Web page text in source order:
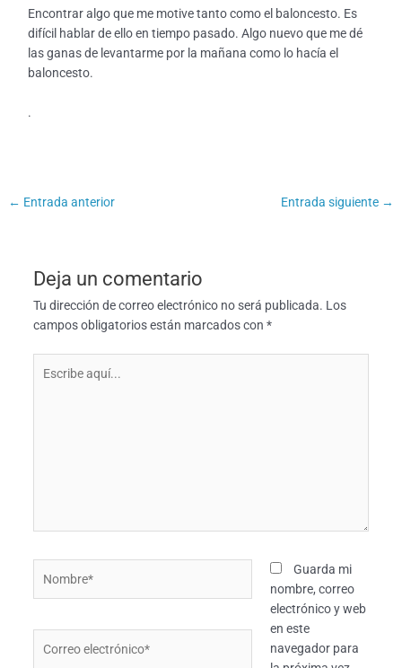
Encontrar algo que me motive tanto como el baloncesto. Es
difícil hablar de ello en tiempo pasado. Algo nuevo que me dé
las ganas de levantarme por la mañana como lo hacía el
baloncesto.
.
← Entrada anterior Entrada siguiente →
Deja un comentario
Tu dirección de correo electrónico no será publicada. Los
campos obligatorios están marcados con *
aquí...
electrónico*
Guarda mi
nombre, correo
electrónico y web
en este
navegador para